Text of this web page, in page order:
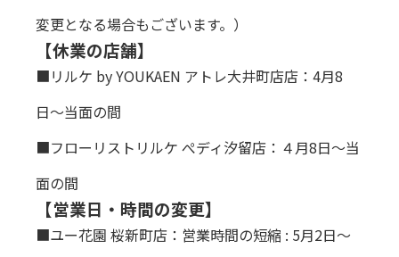
変更となる場合もございます。）
【休業の店舗】
■リルケ by YOUKAEN アトレ大井町店店：4月8
日〜当面の間
■フローリストリルケ ぺディ汐留店：４月8日〜当
面の間
【営業日・時間の変更】
■ユー花園 桜新町店：営業時間の短縮 : 5月2日〜